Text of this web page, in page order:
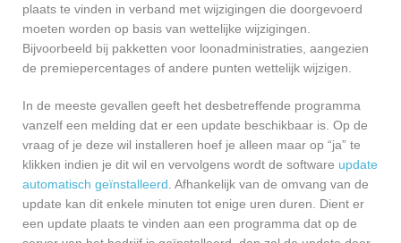
plaats te vinden in verband met wijzigingen die doorgevoerd
moeten worden op basis van wettelijke wijzigingen.
Bijvoorbeeld bij pakketten voor loonadministraties, aangezien
de premiepercentages of andere punten wettelijk wijzigen.
In de meeste gevallen geeft het desbetreffende programma
vanzelf een melding dat er een update beschikbaar is. Op de
vraag of je deze wil installeren hoef je alleen maar op “ja” te
klikken indien je dit wil en vervolgens wordt de software update
automatisch geïnstalleerd . Afhankelijk van de omvang van de
update kan dit enkele minuten tot enige uren duren. Dient er
een update plaats te vinden aan een programma dat op de